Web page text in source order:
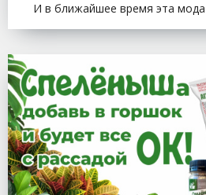
И в ближайшее время эта мода